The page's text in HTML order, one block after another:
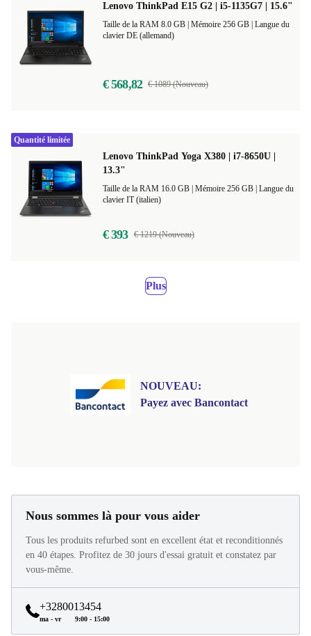
Lenovo ThinkPad E15 G2 | i5-1135G7 | 15.6"
Langue du
clavier DE (allemand)
€ 568,82 € 1089 (Nouveau)
Lenovo ThinkPad Yoga X380 | i7-8650U |
13.3"
Langue du
clavier IT (italien)
€ 393 € 1219 (Nouveau)
Quantité limitée
Plus
NOUVEAU:
Payez avec Bancontact
Nous sommes là pour vous aider
Tous les produits refurbed sont en excellent état et reconditionnés
en 40 étapes. Profitez de 30 jours d'essai gratuit et constatez par
vous-même.
+3280013454
ma - vr 9:00 - 15:00